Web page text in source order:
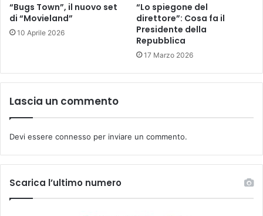
“Bugs Town”, il nuovo set
di “Movieland”
10 Aprile 2026
“Lo spiegone del
direttore”: Cosa fa il
Presidente della
Repubblica
17 Marzo 2026
Lascia un commento
Devi essere connesso per inviare un commento.
Scarica l’ultimo numero